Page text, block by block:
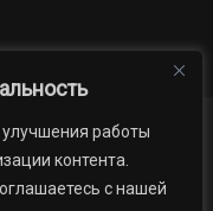
работы
контента.
с нашей
Официально